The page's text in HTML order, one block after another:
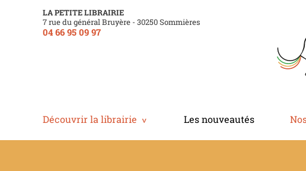
LA PETITE LIBRAIRIE
7 rue du général Bruyère - 30250 Sommières
04 66 95 09 97
Découvrir la librairie Les nouveautés